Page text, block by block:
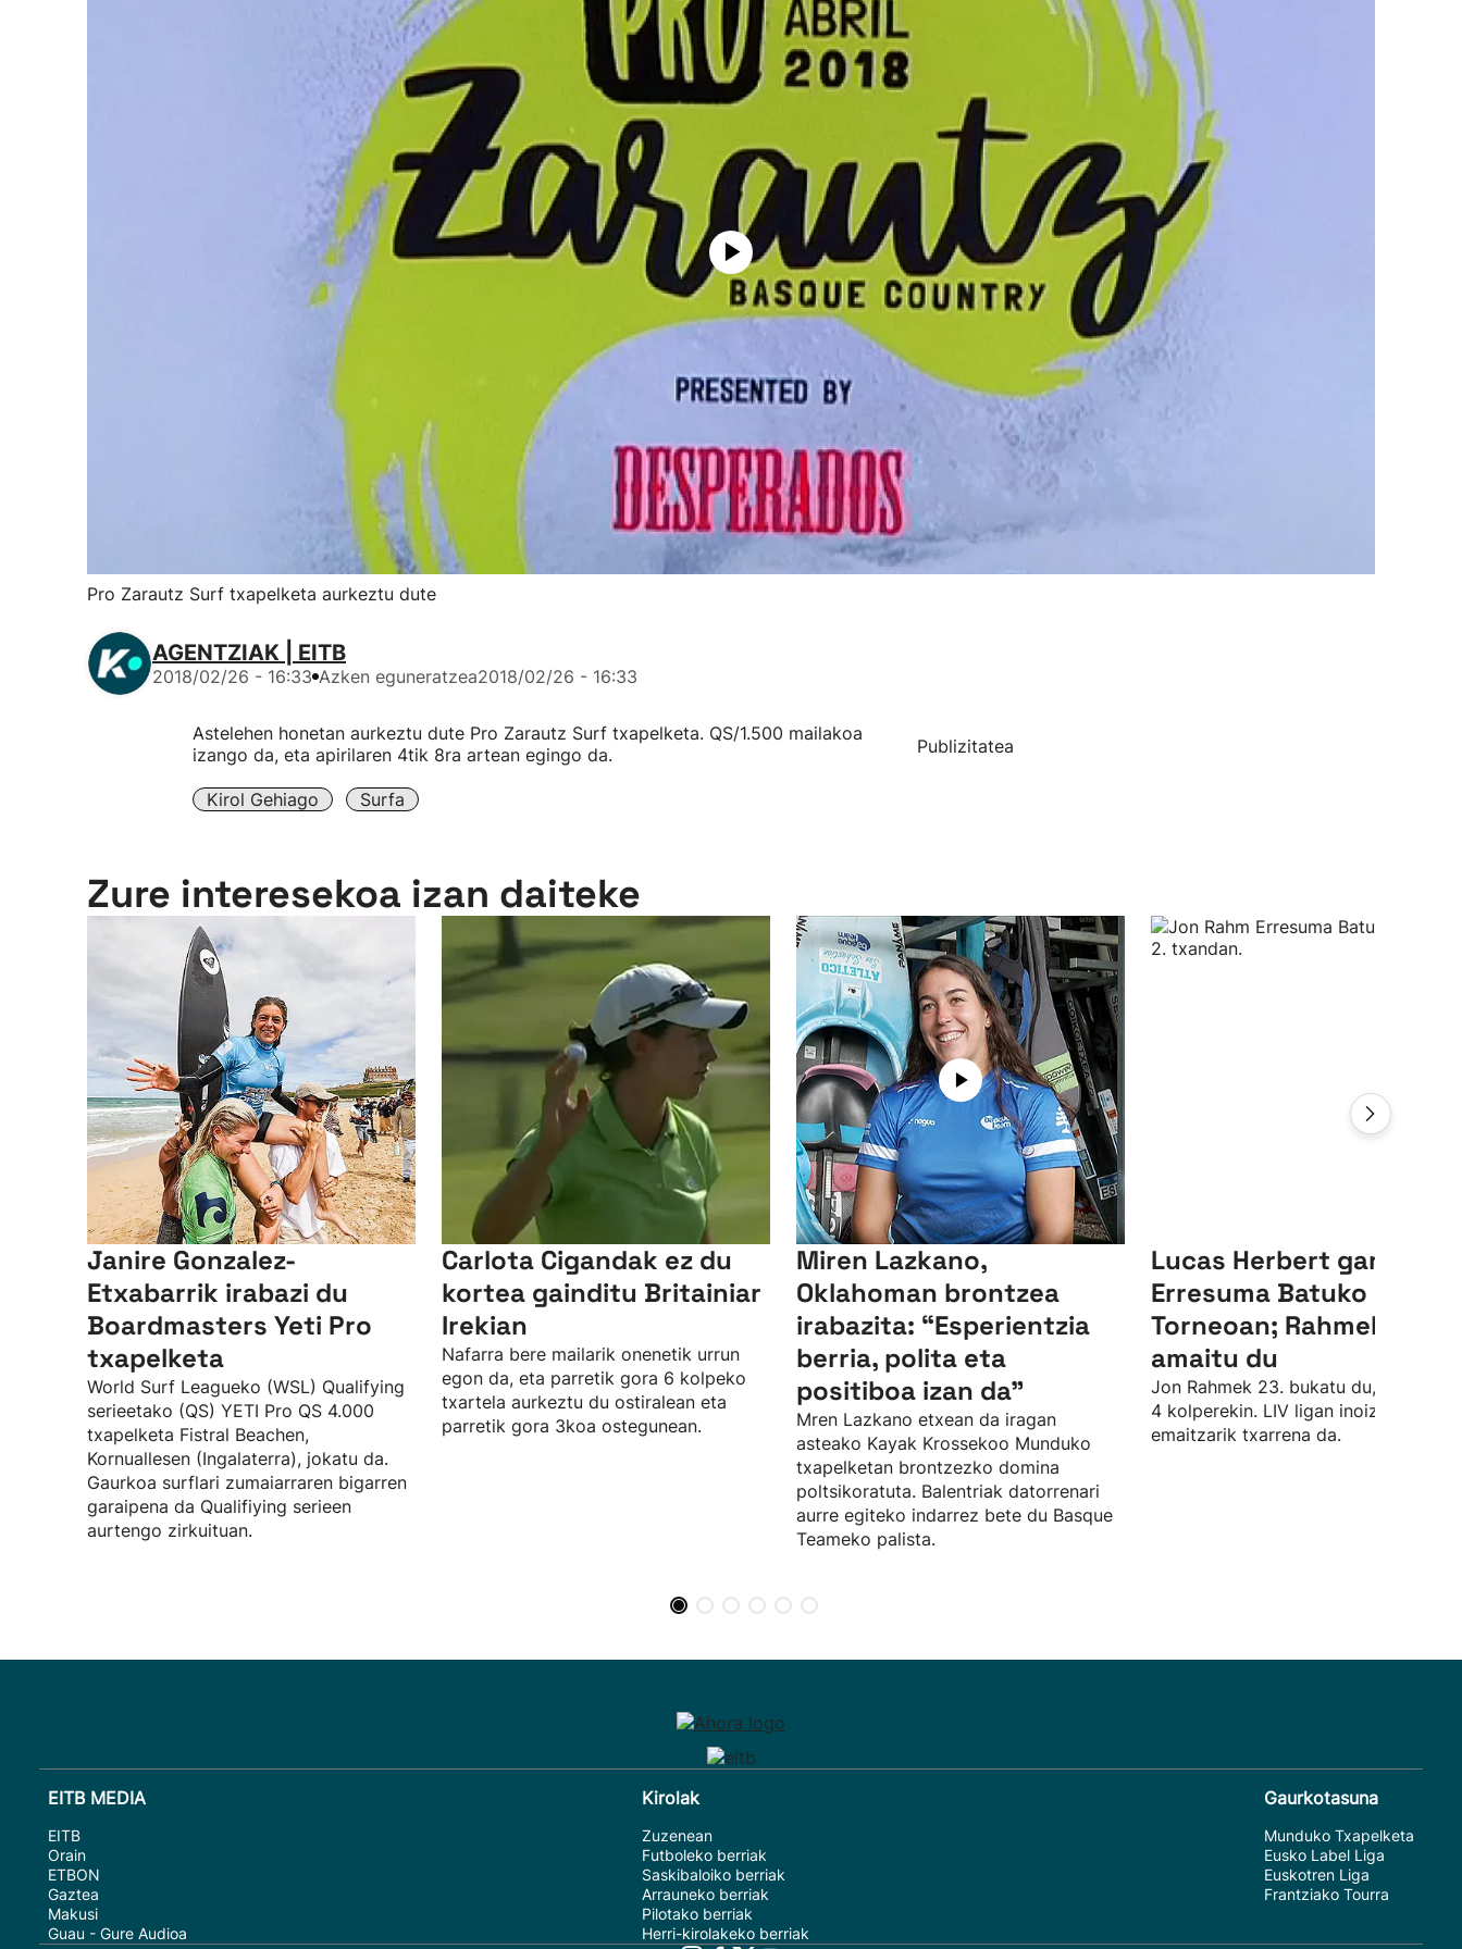
Pro Zarautz Surf txapelketa aurkeztu dute
AGENTZIAK | EITB
2018/02/26 - 16:33 Azken eguneratzea2018/02/26 - 16:33
Astelehen honetan aurkeztu dute Pro Zarautz Surf txapelketa. QS/1.500 mailakoa
izango da, eta apirilaren 4tik 8ra artean egingo da.
Kirol Gehiago Surfa
Publizitatea
Zure interesekoa izan daiteke
Janire Gonzalez-
Etxabarrik irabazi du
Boardmasters Yeti Pro
txapelketa
World Surf Leagueko (WSL) Qualifying
serieetako (QS) YETI Pro QS 4.000
txapelketa Fistral Beachen,
Kornuallesen (Ingalaterra), jokatu da.
Gaurkoa surflari zumaiarraren bigarren
garaipena da Qualifiying serieen
aurtengo zirkuituan.
Carlota Cigandak ez du
kortea gainditu Britainiar
Irekian
Nafarra bere mailarik onenetik urrun
egon da, eta parretik gora 6 kolpeko
txartela aurkeztu du ostiralean eta
parretik gora 3koa ostegunean.
Miren Lazkano,
Oklahoman brontzea
irabazita: “Esperientzia
berria, polita eta
positiboa izan da"
Mren Lazkano etxean da iragan
asteako Kayak Krossekoo Munduko
txapelketan brontzezko domina
poltsikoratuta. Balentriak datorrenari
aurre egiteko indarrez bete du Basque
Teameko palista.
Lucas Herbert garaile,
Erresuma Batuko LIV
Torneoan; Rahmek 23.
amaitu du
Jon Rahmek 23. bukatu du, par
4 kolperekin. LIV ligan inoiz izan duen
emaitzarik txarrena da.
EITB MEDIA
EITB
Orain
ETBON
Gaztea
Makusi
Guau - Gure Audioa
Kirolak
Zuzenean
Futboleko berriak
Saskibaloiko berriak
Arrauneko berriak
Pilotako berriak
Herri-kirolakeko berriak
Gaurkotasuna
Munduko Txapelketa
Eusko Label Liga
Euskotren Liga
Frantziako Tourra